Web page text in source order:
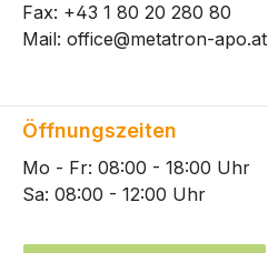
Fax: +43 1 80 20 280 80
Mail: office@metatron-apo.at
Öffnungszeiten
Mo - Fr: 08:00 - 18:00 Uhr
Sa: 08:00 - 12:00 Uhr